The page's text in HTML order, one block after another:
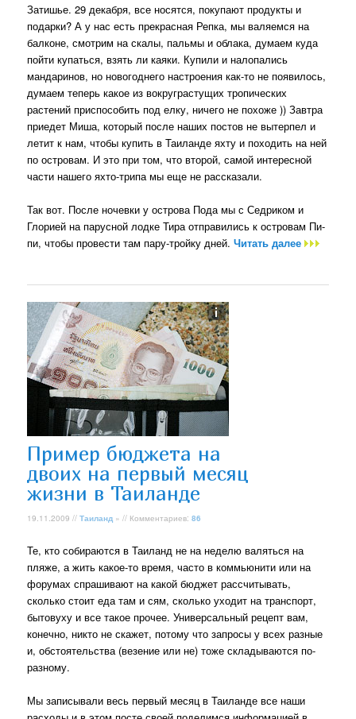
Затишье. 29 декабря, все носятся, покупают продукты и
подарки? А у нас есть прекрасная Репка, мы валяемся на
балконе, смотрим на скалы, пальмы и облака, думаем куда
пойти купаться, взять ли каяки. Купили и налопались
мандаринов, но новогоднего настроения как-то не появилось,
думаем теперь какое из вокруграстущих тропических
растений приспособить под елку, ничего не похоже )) Завтра
приедет Миша, который после наших постов не вытерпел и
летит к нам, чтобы купить в Таиланде яхту и походить на ней
по островам. И это при том, что второй, самой интересной
части нашего яхто-трипа мы еще не рассказали.
Так вот. После ночевки у острова Пода мы с Седриком и
Глорией на парусной лодке Тира отправились к островам Пи-
пи, чтобы провести там пару-тройку дней.Читать далее
Пример бюджета на
двоих на первый месяц
жизни в Таиланде
19.11.2009 //Таиланд » // Комментариев:86
Те, кто собираются в Таиланд не на неделю валяться на
пляже, а жить какое-то время, часто в коммьюнити или на
форумах спрашивают на какой бюджет рассчитывать,
сколько стоит еда там и сям, сколько уходит на транспорт,
бытовуху и все такое прочее. Универсальный рецепт вам,
конечно, никто не скажет, потому что запросы у всех разные
и, обстоятельства (везение или не) тоже складываются по-
разному.
Мы записывали весь первый месяц в Таиланде все наши